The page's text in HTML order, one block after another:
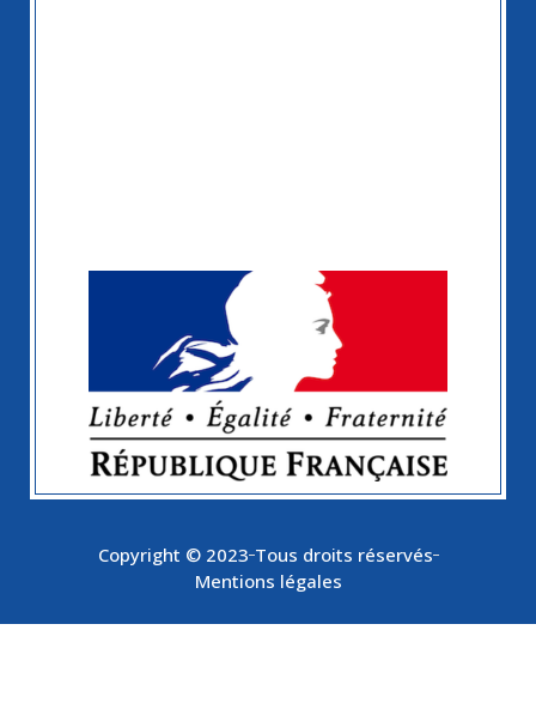
Copyright © 2023 Tous droits réservés
Mentions légales